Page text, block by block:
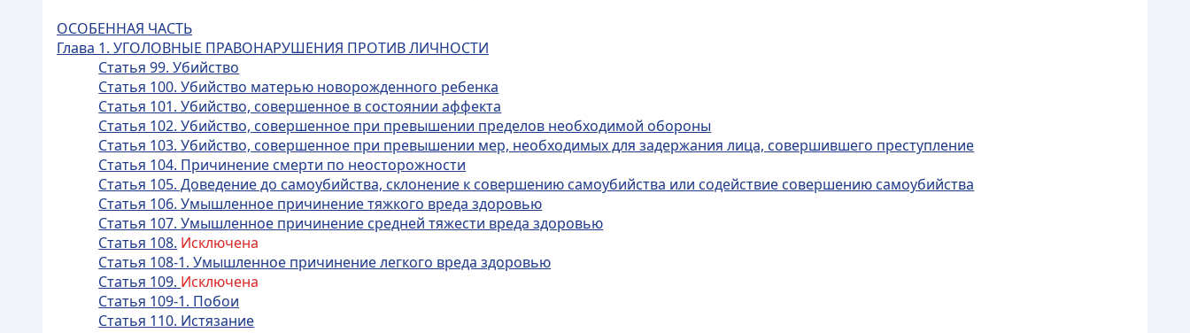
ОСОБЕННАЯ ЧАСТЬ
Глава 1. УГОЛОВНЫЕ ПРАВОНАРУШЕНИЯ ПРОТИВ ЛИЧНОСТИ
Статья 99. Убийство
Статья 100. Убийство матерью новорожденного ребенка
Статья 101. Убийство, совершенное в состоянии аффекта
Статья 102. Убийство, совершенное при превышении пределов необходимой обороны
Статья 103. Убийство, совершенное при превышении мер, необходимых для задержания лица, совершившего преступление
Статья 104. Причинение смерти по неосторожности
Статья 105. Доведение до самоубийства, склонение к совершению самоубийства или содействие совершению самоубийства
Статья 106. Умышленное причинение тяжкого вреда здоровью
Статья 107. Умышленное причинение средней тяжести вреда здоровью
Статья 108. Исключена
Статья 108-1. Умышленное причинение легкого вреда здоровью
Статья 109. Исключена
Статья 109-1. Побои
Статья 110. Истязание